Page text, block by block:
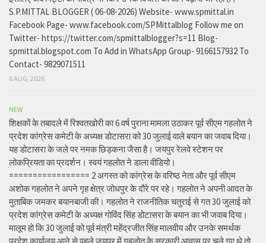
S.P.MITTAL BLOGGER ( 06-08-2026) Website- www.spmittal.in
Facebook Page- www.facebook.com/SPMittalblog Follow me on
Twitter- https://twitter.com/spmittalblogger?s=11 Blog-
spmittal.blogspot.com To Add in WhatsApp Group- 9166157932 To
Contact- 9829071511
6 AUG, 2026
NEW
शिक्षकों के तबादले में रिश्वतखोरी का 6 वर्ष पुराना मामला उठाकर पूर्व सीएम गहलोत ने
प्रदेश कांग्रेस कमेटी के अध्यक्ष डोटासरा को 30 जुलाई वाले बयान का जवाब दिया।
यह डोटासरा के जले पर नमक छिड़कना जैसा है। जयपुर रेलवे स्टेशन पर
लोकप्रियता का प्रदर्शन। स्वयं गहलोत ने डाला वीडियो।
================= 2 अगस्त को कांग्रेस के वरिष्ठ नेता और पूर्व सीएम
अशोक गहलोत ने अपने गृह क्षेत्र जोधपुर के दौरे पर रहे। गहलोत ने अपनी आदत के
मुताबिक जमकर बयानबाजी की। गहलोत ने राजनीतिक चतुराई से गत 30 जुलाई को
प्रदेश कांग्रेस कमेटी के अध्यक्ष गोविंद सिंह डोटासरा के बयान का भी जवाब दिया।
मालूम हो कि 30 जुलाई को पूर्व मंत्री महेंद्रजीत सिंह मालवीय और उनके समर्थक